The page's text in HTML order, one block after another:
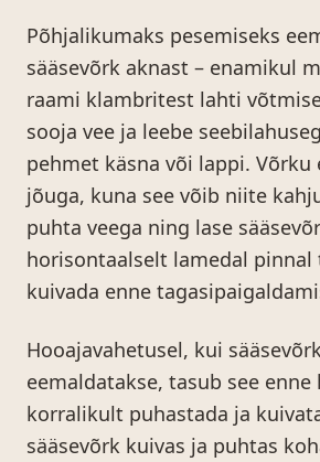
Põhjalikumaks pesemiseks
sääsevõrk aknast – enamikul
raami klambritest lahti
sooja vee ja leebe
pehmet käsna või lappi. Võrku
jõuga, kuna see võib niite
puhta veega ning lase
horisontaalselt lamedal
kuivada enne
Hooajavahetusel, kui
eemaldatakse, tasub see
korralikult puhastada ja
sääsevõrk kuivas ja puhtas